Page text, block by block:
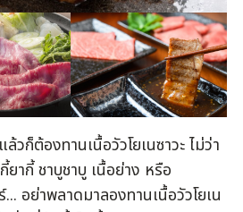
กุระชื่อดังที่ซากุระ 200 ต้นเลียบคูน้ำ
อเข้าสู่ช่วงกลางถึงปลายเดือน
“เทศกาลโยะเนะซะวะอุเอะสุกิ” จะ
มษายน - 3 พฤษภาคมเป็นประจำ
“พาเหรดอุเอะสุกิ” ซึ่งเป็นขบวน
เกราะสวยงามอลังการรวมกว่าหนึ่ง
ร้อยคน รวมถึง “ศึกคาวานากะจิมะ”
สู้รบครั้งใหญ่ที่สุดในประวัติศาสตร์ยุค
ล้วก็ต้องทานเนื้อวัวโยเนซาวะ ไม่ว่า
ยากี้ ชาบูชาบู เนื้อย่าง หรือ
... อย่าพลาดมาลองทานเนื้อวัวโยเน